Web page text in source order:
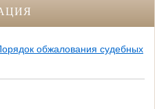
обжалования судебных